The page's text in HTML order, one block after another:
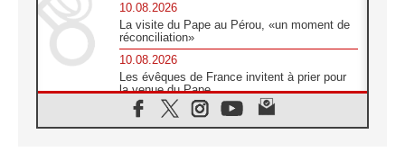
10.08.2026
La visite du Pape au Pérou, «un moment de
réconciliation»
10.08.2026
Les évêques de France invitent à prier pour
la venue du Pape
10.08.2026
Création d'un réseau des médias catholiques